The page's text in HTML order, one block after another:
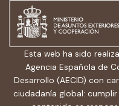
Esta web ha sido
Agencia Española de
Desarrollo (AECID) con
ciudadanía global: